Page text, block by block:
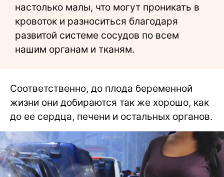
настолько малы, что могут проникать в
кровоток и разноситься благодаря
развитой системе сосудов по всем
нашим органам и тканям.
Соответственно, до плода беременной
жизни они добираются так же хорошо, как
до ее сердца, печени и остальных органов.